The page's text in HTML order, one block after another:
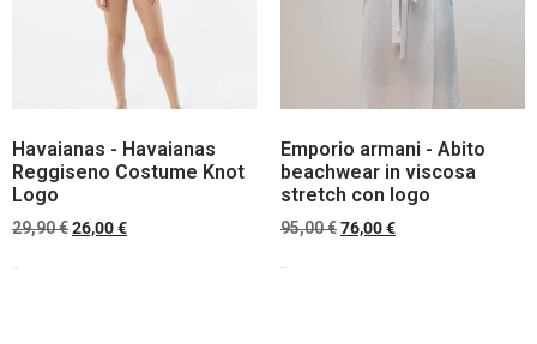
Havaianas - Havaianas
Reggiseno Costume Knot
Logo
29,90€26,00€
Emporio armani - Abito
beachwear in viscosa
stretch con logo
95,00€76,00€